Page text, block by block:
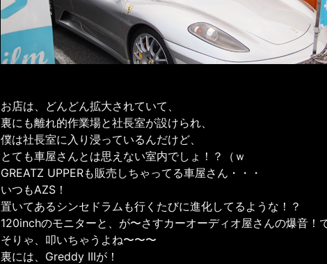
お店は、どんどん拡大されていて、
裏にも離れ的作業場と社長室が設けられ、
僕は社長室に入り浸っているんだけど、
とても車屋さんとは思えない室内でしょ！？（ｗ
GREATZ UPPERも販売しちゃってる車屋さん・・・
いつもAZS！
置いてあるシンセドラムも行くたびに進化してるような！？
120inchのモニターと、が〜さすカーオーディオ屋さんの爆音！
そりゃ、叩いちゃうよね〜〜〜
裏には、Greddy IIIが！